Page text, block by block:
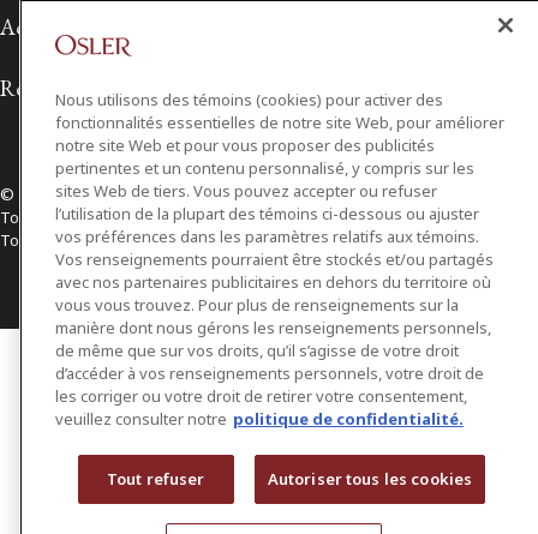
Accessibilité
Relations avec les médias
© 2026 Osler, Hoskin & Harcourt S.E.N.C.R.L./s.r.l.
Tous droits réservés
Toronto | Montréal | Calgary | Vancouver | Ottawa | New York
Nous utilisons des témoins (cookies) pour activer des
fonctionnalités essentielles de notre site Web, pour améliorer
notre site Web et pour vous proposer des publicités
pertinentes et un contenu personnalisé, y compris sur les
sites Web de tiers. Vous pouvez accepter ou refuser
l’utilisation de la plupart des témoins ci-dessous ou ajuster
vos préférences dans les paramètres relatifs aux témoins.
Vos renseignements pourraient être stockés et/ou partagés
avec nos partenaires publicitaires en dehors du territoire où
vous vous trouvez. Pour plus de renseignements sur la
manière dont nous gérons les renseignements personnels,
de même que sur vos droits, qu’il s’agisse de votre droit
d’accéder à vos renseignements personnels, votre droit de
les corriger ou votre droit de retirer votre consentement,
veuillez consulter notre politique de confidentialité.
Tout refuser Autoriser tous les cookies